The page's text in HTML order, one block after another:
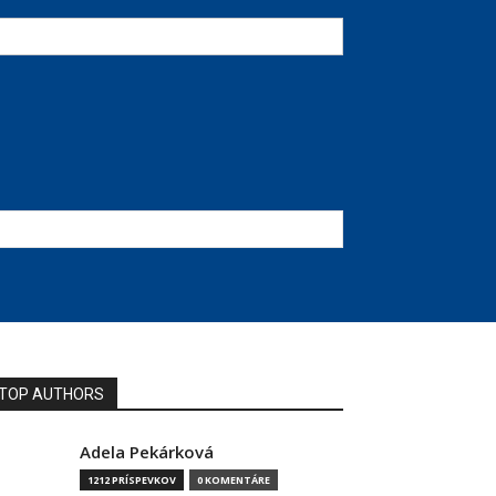
AUTHORS
Adela Pekárková
1212 PRÍSPEVKOV 0 KOMENTÁRE